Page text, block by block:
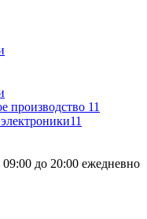
производство 11
до 20:00 ежедневно